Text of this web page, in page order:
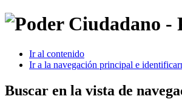
Ir al contenido
Ir a la navegación principal e
Buscar en la vista de